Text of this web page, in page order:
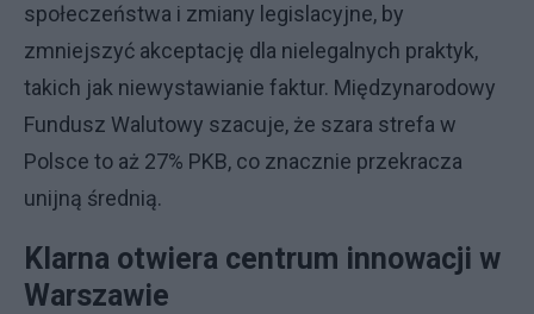
społeczeństwa i zmiany legislacyjne, by
zmniejszyć akceptację dla nielegalnych praktyk,
takich jak niewystawianie faktur. Międzynarodowy
Fundusz Walutowy szacuje, że szara strefa w
Polsce to aż 27% PKB, co znacznie przekracza
unijną średnią.
Klarna otwiera centrum innowacji w
Warszawie